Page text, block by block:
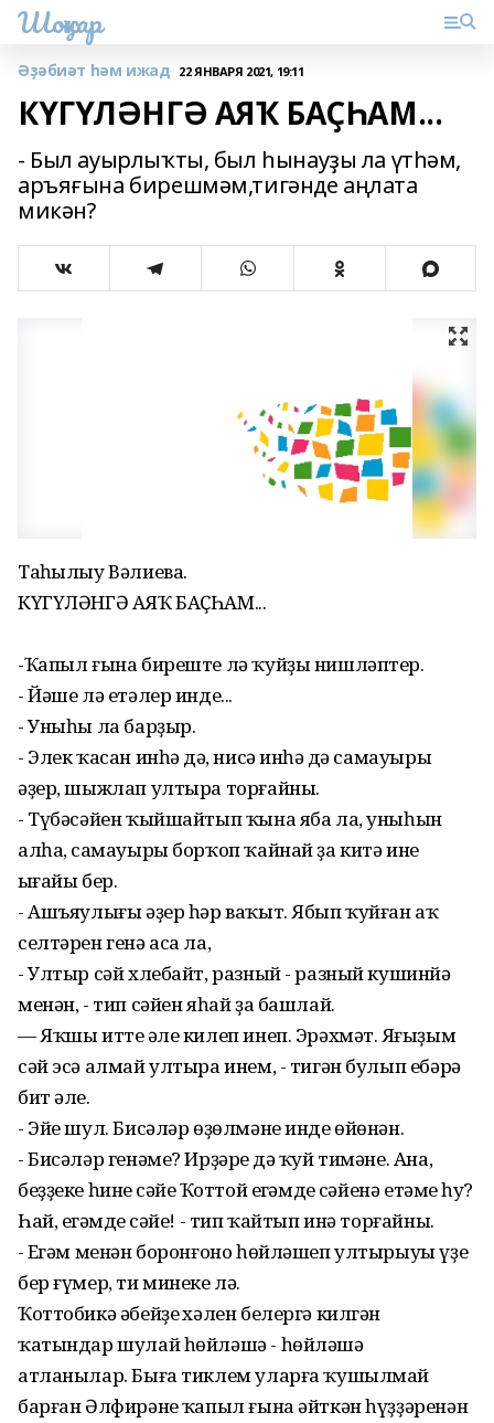
Шоңҡар
Әҙәбиәт һәм ижад 22 ЯНВАРЯ 2021, 19:11
КҮГҮЛӘНГӘ АЯҠ БАҪҺАМ...
- Был ауырлыҡты, был һынауҙы ла үтһәм,
аръяғына бирешмәм,тигәнде аңлата
микән?
Таңһылыу Вәлиева.
КҮГҮЛӘНГӘ АЯҠ БАҪҺАМ...
-Ҡапыл ғына биреште лә ҡуйҙы нишләптер.
- Йәше лә етәлер инде...
- Уныһы ла барҙыр.
- Элек ҡасан инһәң дә, нисә инһәң дә самауыры
әҙер, шыжлап ултыра торғайны.
- Түбәсәйен ҡыйшайтып ҡына яба ла, уныһын
алһаң, самауыры борҡоп ҡайнай ҙа китә ине
ыңғайы бер.
- Ашъяулығы әҙер һәр ваҡыт. Ябып ҡуйған аҡ
селтәрен генә аса ла,
- Ултыр сәй хлебайт, разный - разный кушинйә
менән, - тип сәйен яһай ҙа башлай.
— Яҡшы иттең әле килеп инеп. Эрәхмәт. Яңғыҙым
сәй эсә алмай ултыра инем, - тигән булып ебәрә
бит әле.
- Эйе шул. Бисәләр өҙөлмәне инде өйөнән.
- Бисәләр генәме? Ирҙәрең дә ҡуй тимәне. Ана,
беҙҙеке һинең сәйең Ҡоттой еңгәмдең сәйенә етәме һуң?
Һай, еңгәмдең сәйе! - тип ҡайтып инә торғайны.
- Еңгәм менән боронғоно һөйләшеп ултырыуы үҙе
бер ғүмер, ти минеке лә.
Ҡоттобикә әбейҙең хәлен белергә килгән
ҡатындар шулай һөйләшә - һөйләшә
атланылар. Быға тиклем уларға ҡушылмай
барған Әлфирәнең ҡапыл ғына әйткән һүҙҙәренән